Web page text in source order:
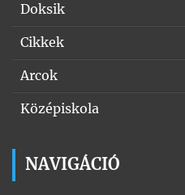
Doksik
Cikkek
Arcok
Középiskola
NAVIGÁCIÓ